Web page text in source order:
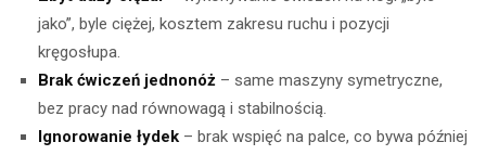
jako”, byle ciężej, kosztem zakresu ruchu i pozycji
kręgosłupa.
Brak ćwiczeń jednonóż – same maszyny symetryczne,
bez pracy nad równowagą i stabilnością.
Ignorowanie łydek – brak wspięć na palce, co bywa później